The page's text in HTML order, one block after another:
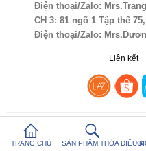
TRANG CHỦ SẢN PHẨM THỎA ĐIỀU
Điện thoại/Zalo: Mrs.Trang
CH 3: 81 ngõ 1 Tập thể
Điện thoại/Zalo:
Liên kết